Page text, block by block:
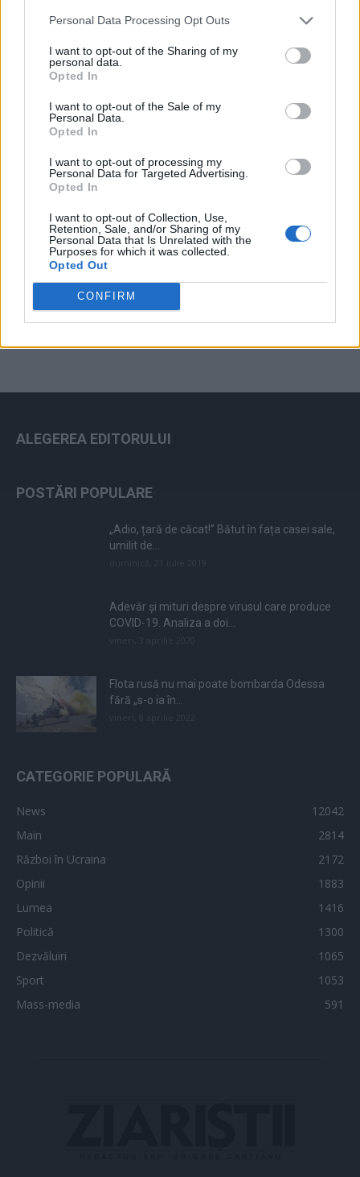
Personal Data Processing Opt Outs
I want to opt-out of the Sharing of my
personal data.
Opted In
I want to opt-out of the Sale of my
Personal Data.
Opted In
I want to opt-out of processing my
Personal Data for Targeted Advertising.
Opted In
I want to opt-out of Collection, Use,
Retention, Sale, and/or Sharing of my
Personal Data that Is Unrelated with the
Purposes for which it was collected.
Opted Out
CONFIRM
Altul
Arhiva sondajelor
ad
ALEGEREA EDITORULUI
POSTĂRI POPULARE
„Adio, țară de căcat!” Bătut în fața casei sale,
umilit de...
Adevăr și mituri despre virusul care produce
COVID-19. Analiza a doi...
Flota rusă nu mai poate bombarda Odessa
fără „s-o ia în...
CATEGORIE POPULARĂ
News
12042
Main
2814
Război în Ucraina
2172
Opinii
1883
Lumea
1416
Politică
1300
Dezvăluiri
1065
Sport
1053
Mass-media
591